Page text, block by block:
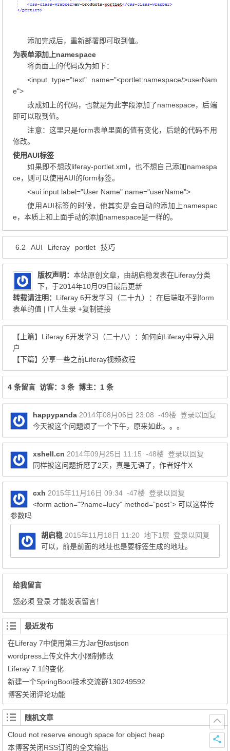
添加完成后，重新部署即可取到值。
为表单添加上namespace
将页面上的代码改为如下：
<input type="text" name="<portlet:namespace/>userNam
e">
改成如上的代码，也就是为此字段添加了namespace，后端
即可以取到值。
注意：这里只是form表单里面的值有变化，后端的代码不用
修改。
使用AUI标签
如果即不想改liferay-portlet.xml，也不想自己添加namespa
ce，则可以使用AUI的form标签。
<aui:input label="User Name" name="userName">
使用AUI标签的时候，他其实是会自动的添加上namespac
e，本质上和上面手动的添加namespace是一样的。
6.2 AUI Liferay portlet 技巧
版权声明：本站原创文章，由胡启稳发表在Liferay分类
下，于2014年10月09日最后更新
转载请注明： Liferay 6开发学习（二十九）：在后端取不到form
表单的值 | IT人生录 +复制链接
【上篇】 Liferay 6开发学习（二十八）：如何向Liferay中导入用
户
【下篇】分享一些之前Liferay视频教程
4 条留言 访客：3 条 博主：1 条
happypanda 2014年08月06日 23:08 -49楼 登录以回复
今天被这个问题烦了一个下午，原来如此。。。
xshell.cn 2014年09月25日 11:15 -48楼 登录以回复
同样被这问题折磨了2天，真是无语了，作者好牛X
cxh 2015年11月16日 09:34 -47楼 登录以回复
<form action="?name=lucy” method=”post”> 可以这样传
参数吗
胡启稳 2015年11月18日 11:20 地下1层 登录以回复
可以，前是前面的地址也是要标签生成的地址。
给我留言
您必须 登录 才能发表留言！
最近发布
在Liferay 7中使用第三方Jar包fastjson
wordpress上传文件大小限制修改
Liferay 7.1的变化
新建一个SpringBoot技术交流群130249592
博客关闭评论功能
随机文章
Cloud not reserve enough space for object heap
本博客关闭RSS订阅的全文输出